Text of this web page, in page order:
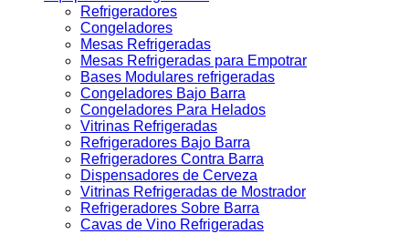
Refrigeradores
Congeladores
Mesas Refrigeradas
Mesas Refrigeradas para Empotrar
Bases Modulares refrigeradas
Congeladores Bajo Barra
Congeladores Para Helados
Vitrinas Refrigeradas
Refrigeradores Bajo Barra
Refrigeradores Contra Barra
Dispensadores de Cerveza
Vitrinas Refrigeradas de Mostrador
Refrigeradores Sobre Barra
Cavas de Vino Refrigeradas